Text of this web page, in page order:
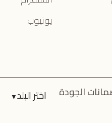
يوتيوب
الجودة اختر البلد▼